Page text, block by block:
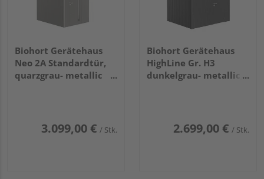
Biohort Gerätehaus
Neo 2A Standardtür,
quarzgrau- metallic
3.099,00 € / Stk.
Biohort Gerätehaus
HighLine Gr. H3
dunkelgrau- metallic,
2.699,00 € / Stk.